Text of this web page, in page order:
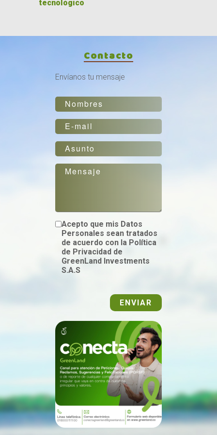
tecnológico
Contacto
Envíanos tu mensaje
Acepto que mis Datos
Personales sean tratados
de acuerdo con la Política
de Privacidad de
GreenLand Investments
S.A.S
ENVIAR